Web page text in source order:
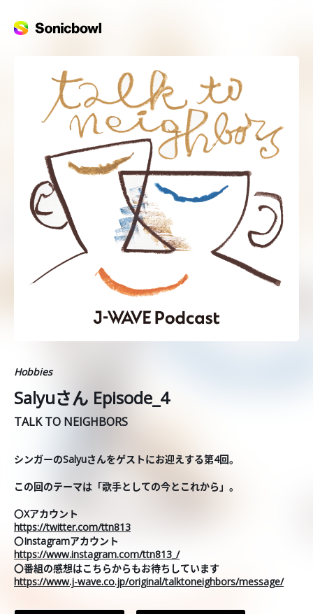
Hobbies
Salyuさん Episode_4
TALK TO NEIGHBORS
シンガーのSalyuさんをゲストにお迎えする第4回。
この回のテーマは「歌手としての今とこれから」。
〇Xアカウント
https://twitter.com/ttn813
〇Instagramアカウント
https://www.instagram.com/ttn813_/
〇番組の感想はこちらからもお待ちしています
https://www.j-wave.co.jp/original/talktoneighbors/message/